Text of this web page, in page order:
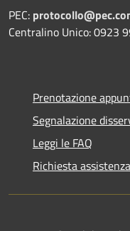
PEC:
Centralino Unico: 0923
Prenotazione
Segnalazione
Leggi le FAQ
Richiesta assistenza